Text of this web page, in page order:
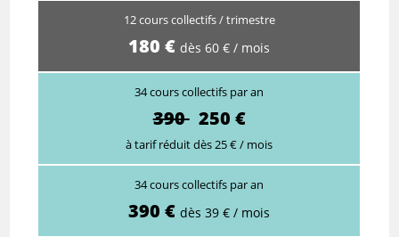
12 cours collectifs / trimestre
180 €dès 60 € / mois
34 cours collectifs par an
390250 €
à tarif réduit dès 25 € / mois
34 cours collectifs par an
390 €dès 39 € / mois